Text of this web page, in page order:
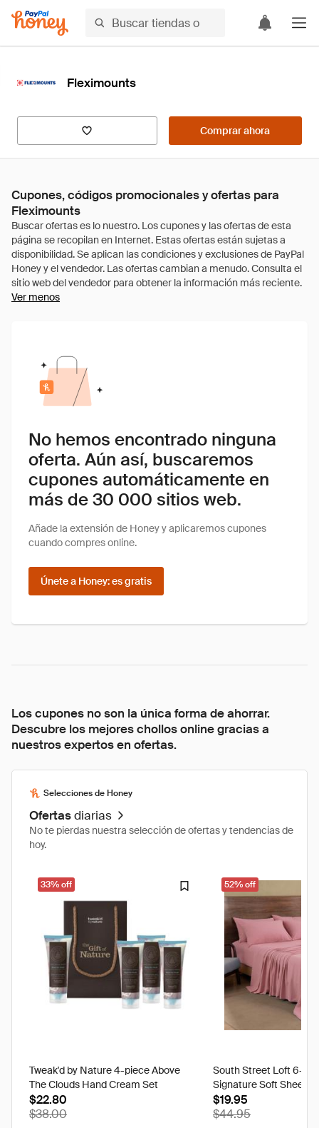
Fleximounts
Comprar ahora
Cupones, códigos promocionales y ofertas para
Fleximounts
Ver menos
No hemos encontrado ninguna
oferta. Aún así, buscaremos
cupones automáticamente en
más de 30 000 sitios web.
Añade la extensión de Honey y aplicaremos cupones
cuando compres online.
Únete a Honey: es gratis
Los cupones no son la única forma de ahorrar.
Descubre los mejores chollos online gracias a
nuestros expertos en ofertas.
Selecciones de Honey
Ofertasdiarias
No te pierdas nuestra selección de ofertas y tendencias de
hoy.
33% off
Tweak'd by Nature 4-piece Above
The Clouds Hand Cream Set
$22.80
$38.00
52% off
South Street Loft 6-
Signature Soft Sheet
$19.95
$44.95